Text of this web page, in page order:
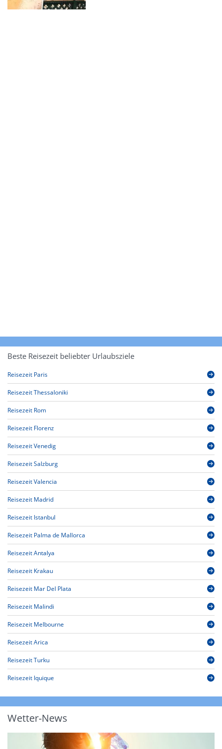
Beste Reisezeit beliebter Urlaubsziele
Reisezeit Paris
Reisezeit Thessaloniki
Reisezeit Rom
Reisezeit Florenz
Reisezeit Venedig
Reisezeit Salzburg
Reisezeit Valencia
Reisezeit Madrid
Reisezeit Istanbul
Reisezeit Palma de Mallorca
Reisezeit Antalya
Reisezeit Krakau
Reisezeit Mar Del Plata
Reisezeit Malindi
Reisezeit Melbourne
Reisezeit Arica
Reisezeit Turku
Reisezeit Iquique
Wetter-News